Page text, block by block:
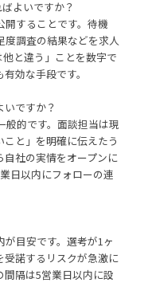
よいですか？
することです。待機
調査の結果などを求人
と違う」ことを数字で
効な手段です。
ですか？
般的です。面談担当は現
と」を明確に伝えたう
社の実情をオープンに
日以内にフォローの連
目安です。選考が1ヶ
諾するリスクが急激に
隔は5営業日以内に設